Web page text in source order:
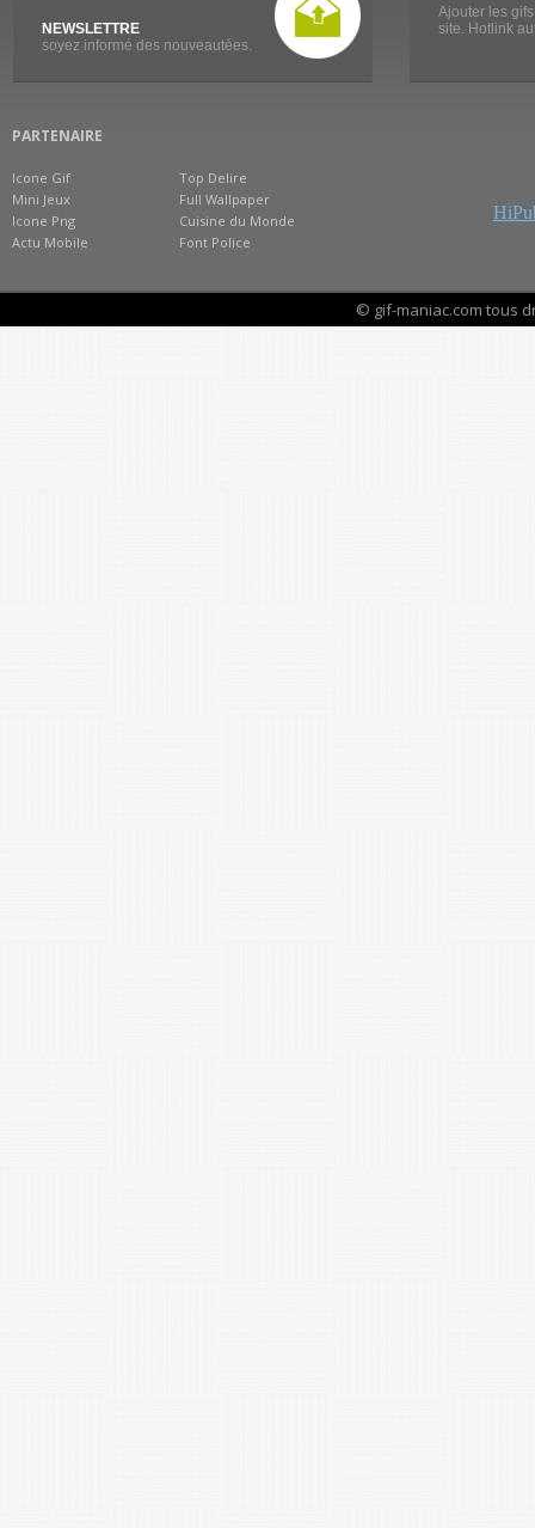
NEWSLETTRE
soyez informé des nouveautées.
Ajouter les
site. Hotlink
PARTENAIRE
Icone Gif
Mini Jeux
Icone Png
Actu Mobile
Top Delire
Full Wallpaper
Cuisine du Monde
Font Police
© gif-maniac.com tous